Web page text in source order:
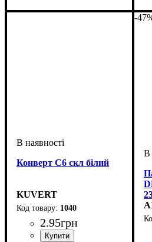
Конверт С6 скл білий
KUVERT
1040
2.95грн
-